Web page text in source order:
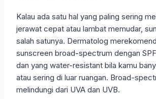
Kalau ada satu hal yang paling sering
jerawat cepat atau lambat memudar,
salah satunya. Dermatolog
sunscreen broad-spectrum dengan
dan yang water-resistant bila kamu
atau sering di luar ruangan. Broad-
melindungi dari UVA dan UVB.